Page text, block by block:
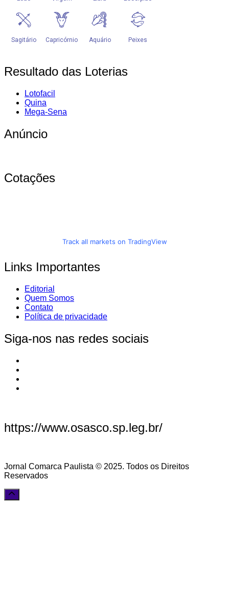
Resultado das Loterias
Lotofacil
Quina
Mega-Sena
Anúncio
Cotações
Track all markets on TradingView
Links Importantes
Editorial
Quem Somos
Contato
Política de privacidade
Siga-nos nas redes sociais
https://www.osasco.sp.leg.br/
Jornal Comarca Paulista © 2025. Todos os Direitos
Reservados